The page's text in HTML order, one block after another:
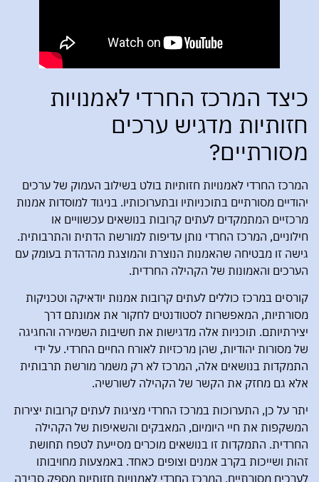
כיצד המרכז החרדי לאמנויות
חזותיות מדגיש ערכים
מסורתיים?
המרכז החרדי לאמנויות חזותיות בולט בשילוב העמוק של ערכים
יהודיים מסורתיים בתוכניותיו ובתערוכותיו. בניגוד למוסדות אמנות
מרכזיים המתמקדים לעתים קרובות בנושאים עכשוויים או
חילוניים, המרכז החרדי נותן עדיפות למורשת הדתית והתרבותית.
גישה זו מבטיחה שהאמנות הנוצרת והמוצגת מהדהדת בעומק עם
הערכים והאמונות של הקהילה החרדית.
קורסים במרכז כוללים לעתים קרובות אמנות יודאיקה וטכניקות
מסורתיות, המאפשרות לסטודנטים לחקור את אמונתם דרך
יצירתיותם. תוכניות אלה מדגישות את חשיבות השמירה והחגיגה
של מסורות יהודיות, שהן מרכזיות לאורח החיים החרדי. על ידי
התמקדות בנושאים אלה, המרכז לא רק משמר מורשת תרבותית
אלא גם מחזק את הקשר של הקהילה לשורשיה.
יתר על כן, התערוכות במרכז החרדי מציגות לעתים קרובות יצירות
המשקפות את חיי היומיום, המאבקים והשאיפות של הקהילה
החרדית. התמקדות זו בנושאים מוכרים מסייעת לטפח תחושת
זהות ושייכות בקרב אמנים וצופים כאחד. באמצעות מחויבותו
לערכים מסורתיים, המרכז החרדי לאמנויות חזותיות מספק סביבה